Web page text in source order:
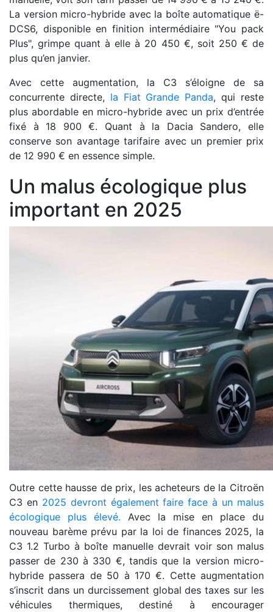
La version micro-hybride avec la boîte automatique ë-
DCS6, disponible en finition intermédiaire "You pack
Plus", grimpe quant à elle à 20 450 €, soit 250 € de
plus qu’en janvier.
Avec cette augmentation, la C3 s’éloigne de sa
concurrente directe, la Fiat Grande Panda, qui reste
plus abordable en micro-hybride avec un prix d’entrée
fixé à 18 900 €. Quant à la Dacia Sandero, elle
conserve son avantage tarifaire avec un premier prix
de 12 990 € en essence simple.
Un malus écologique plus
important en 2025
Outre cette hausse de prix, les acheteurs de la Citroën
C3 en 2025 devront également faire face à un malus
écologique plus élevé. Avec la mise en place du
nouveau barème prévu par la loi de finances 2025, la
C3 1.2 Turbo à boîte manuelle devrait voir son malus
passer de 230 à 330 €, tandis que la version micro-
hybride passera de 50 à 170 €. Cette augmentation
s’inscrit dans un durcissement global des taxes sur les
véhicules thermiques, destiné à encourager